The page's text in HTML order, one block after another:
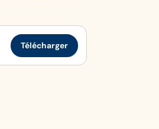
Télécharger